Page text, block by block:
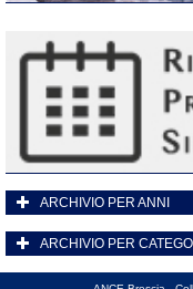
ARCHIVIO PER ANNI
ARCHIVIO PER